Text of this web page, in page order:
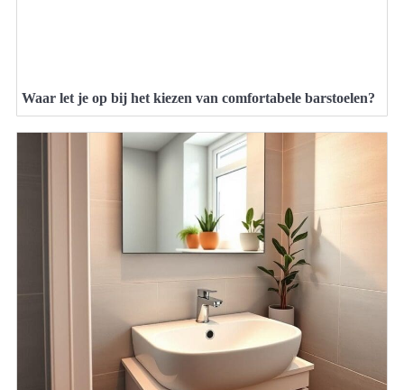
Waar let je op bij het kiezen van comfortabele barstoelen?